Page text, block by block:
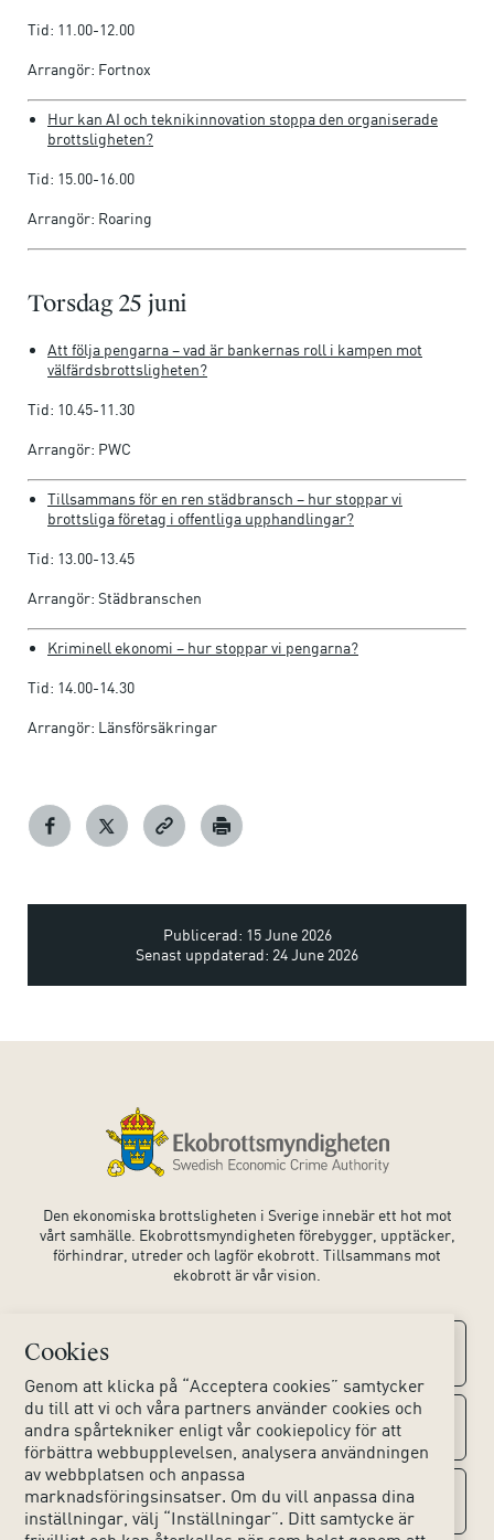
Cookies
Genom att klicka på “Acceptera cookies” samtycker
du till att vi och våra partners använder cookies och
andra spårtekniker enligt vår cookiepolicy för att
förbättra webbupplevelsen, analysera användningen
av webbplatsen och anpassa
marknadsföringsinsatser. Om du vill anpassa dina
inställningar, välj “Inställningar”. Ditt samtycke är
Tid: 11.00-12.00
Arrangör: Fortnox
Hur kan AI och teknikinnovation stoppa den organiserade
brottsligheten?
Tid: 15.00-16.00
Arrangör: Roaring
Torsdag 25 juni
Att följa pengarna – vad är bankernas roll i kampen mot
välfärdsbrottsligheten?
Tid: 10.45-11.30
Arrangör: PWC
Tillsammans för en ren städbransch – hur stoppar vi
brottsliga företag i offentliga upphandlingar?
Tid: 13.00-13.45
Arrangör: Städbranschen
Kriminell ekonomi – hur stoppar vi pengarna?
Tid: 14.00-14.30
Arrangör: Länsförsäkringar
Publicerad: 15 June 2026
Senast uppdaterad: 24 June 2026
Den ekonomiska brottsligheten i Sverige innebär ett hot mot
vårt samhälle. Ekobrottsmyndigheten förebygger, upptäcker,
förhindrar, utreder och lagför ekobrott. Tillsammans mot
ekobrott är vår vision.
Kontaktuppgifter
Kontakta oss
Huvudkontoret
Lokala kontor
Om webbplatsen
Tillgänglighet webbplats
Sociala medier